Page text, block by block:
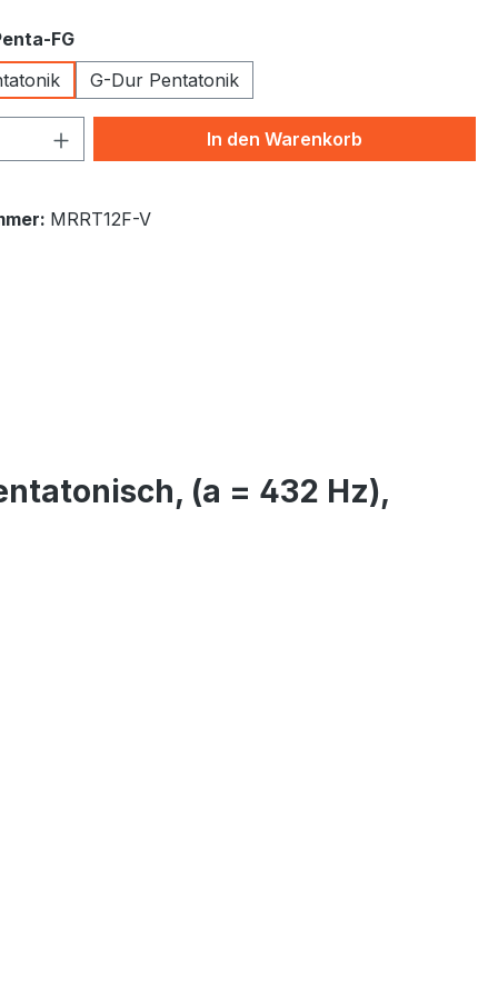
FGauswählen
G-Dur Pentatonik
Anzahl: Gib den gewünschten Wert
In den Warenkorb
MRRT12F-V
(a = 432 Hz),